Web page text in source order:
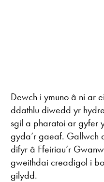
Dewch i ymuno â ni ar
ddathlu diwedd yr
sgil a pharatoi ar
gyda’r gaeaf. Gallwch
difyr â Ffeiriau’r
gweithdai creadigol i
gilydd.